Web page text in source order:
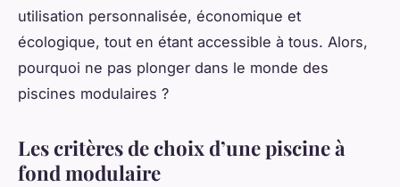
utilisation personnalisée, économique et
écologique, tout en étant accessible à tous. Alors,
pourquoi ne pas plonger dans le monde des
piscines modulaires ?
Les critères de choix d’une piscine à
fond modulaire